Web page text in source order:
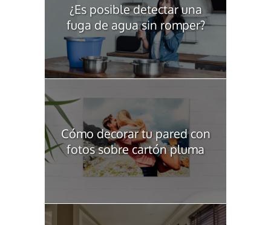
¿Es posible detectar una
fuga de agua sin romper?
Cómo decorar tu pared con
fotos sobre cartón pluma